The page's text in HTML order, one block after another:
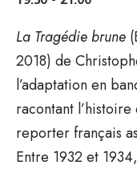
La Tragédie brune
2018) de
l’adaptation en
racontant
reporter français
Entre 1932 et